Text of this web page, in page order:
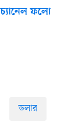
ফলো
ডলার